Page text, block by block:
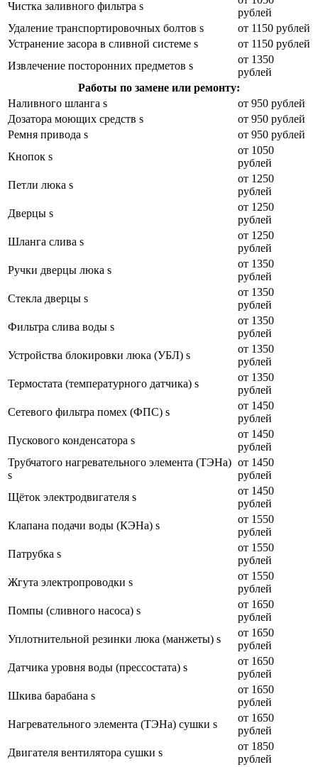
Чистка заливного фильтра s
рублей
Удаление транспортировочных болтов s
от 1150 рублей
Устранение засора в сливной системе s
от 1150 рублей
Извлечение посторонних предметов s
от 1350
рублей
Работы по замене или ремонту:
Наливного шланга s
от 950 рублей
Дозатора моющих средств s
от 950 рублей
Ремня привода s
от 950 рублей
Кнопок s
от 1050
рублей
Петли люка s
от 1250
рублей
Дверцы s
от 1250
рублей
Шланга слива s
от 1250
рублей
Ручки дверцы люка s
от 1350
рублей
Стекла дверцы s
от 1350
рублей
Фильтра слива воды s
от 1350
рублей
Устройства блокировки люка (УБЛ) s
от 1350
рублей
Термостата (температурного датчика) s
от 1350
рублей
Сетевого фильтра помех (ФПС) s
от 1450
рублей
Пускового конденсатора s
от 1450
рублей
Трубчатого нагревательного элемента (ТЭНа)
s
от 1450
рублей
Щёток электродвигателя s
от 1450
рублей
Клапана подачи воды (КЭНа) s
от 1550
рублей
Патрубка s
от 1550
рублей
Жгута электропроводки s
от 1550
рублей
Помпы (сливного насоса) s
от 1650
рублей
Уплотнительной резинки люка (манжеты) s
от 1650
рублей
Датчика уровня воды (прессостата) s
от 1650
рублей
Шкива барабана s
от 1650
рублей
Нагревательного элемента (ТЭНа) сушки s
от 1650
рублей
Двигателя вентилятора сушки s
от 1850
рублей